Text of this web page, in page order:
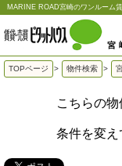
TOPページ > 物件検索 >
こちらの物
条件を変え